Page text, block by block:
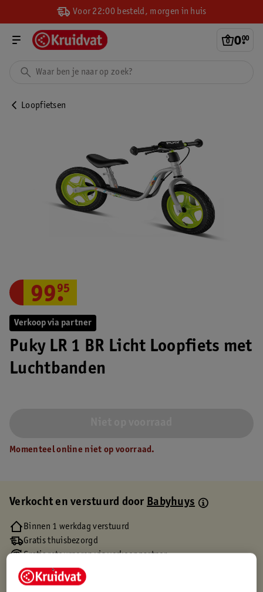
Voor 22:00 besteld, morgen in huis
0.
00
Loopfietsen
Verkoop via partner
Puky LR 1 BR Licht Loopfiets met
Luchtbanden
99.
95
Momenteel online niet op voorraad.
Verkocht en verstuurd doorBabyhuys
Binnen 1 werkdag verstuurd
Gratis thuisbezorgd
Gratis retourneren via verkooppartner.
Gratis punten met je Kruidvat kaart